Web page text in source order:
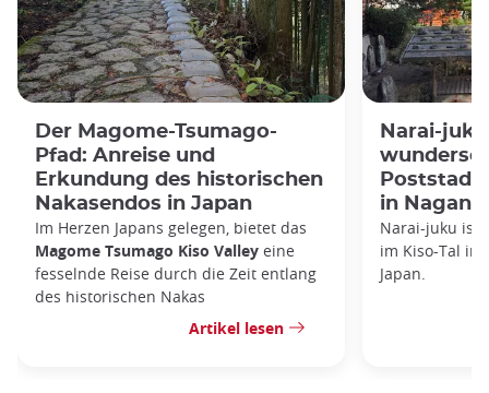
Der Magome-Tsumago-
Pfad: Anreise und
Erkundung des historischen
Nakasendos in Japan
Im Herzen Japans gelegen, bietet das
Magome Tsumago Kiso Valley eine
fesselnde Reise durch die Zeit entlang
des historischen Nakas
Artikel lesen
Narai-
Poststadt
in Nagano
Narai-juku ist
im Kiso-Tal in
Japan.